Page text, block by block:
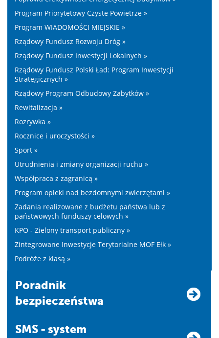
Program Priorytetowy Czyste Powietrze »
Program WIADOMOŚCI MIEJSKIE »
Rządowy Fundusz Rozwoju Dróg »
Rządowy Fundusz Inwestycji Lokalnych »
Rządowy Fundusz Polski Ład: Program Inwestycji
Strategicznych »
Rządowy Program Odbudowy Zabytków »
Rewitalizacja »
Rozrywka »
Rocznice i uroczystości »
Sport »
Utrudnienia i zmiany organizacji ruchu »
Współpraca z zagranicą »
Program opieki nad bezdomnymi zwierzętami »
Zadania realizowane z budżetu państwa lub z
państwowych funduszy celowych »
KPO - Zielony transport publiczny »
Zintegrowane Inwestycje Terytorialne MOF Ełk »
Podróże z klasą »
Poradnik
bezpieczeństwa
SMS - system